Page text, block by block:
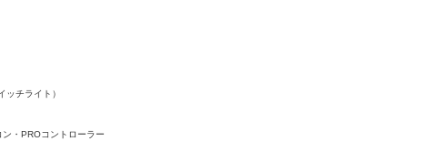
チライト）
・PROコントローラー